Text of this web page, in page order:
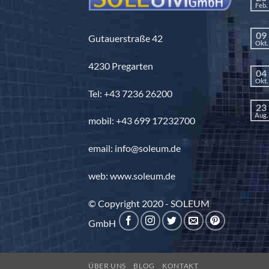
Gutauerstraße 42
4230 Pregarten
Tel: +43 7236 26200
mobil: +43 699 17232700
email: info@soleum.de
web: www.soleum.de
© Copyright 2020 - SOLEUM
GmbH
Feb.
09
Okt.
04
Okt.
23
Aug.
ÜBER UNS BLOG KONTAKT